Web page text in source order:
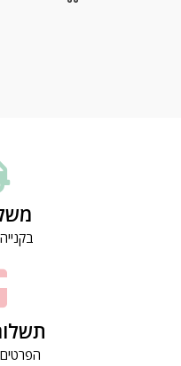
בקנייה